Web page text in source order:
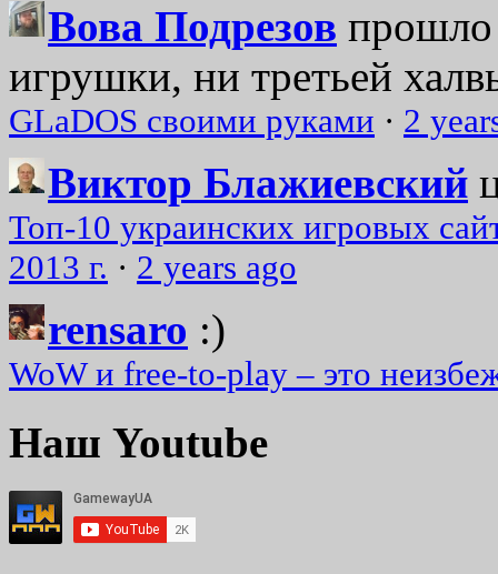
Вова Подрезов прошло
игрушки, ни третьей
GLaDOS своими руками · 2
Виктор Блажиевский
Топ-10 украинских игровых
2013 г. · 2 years ago
rensaro :)
WoW и free-to-play – это
Наш Youtube